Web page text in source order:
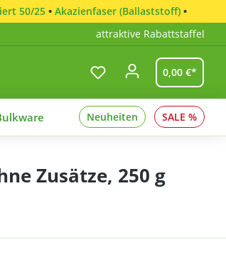
50/25 • Akazienfaser (Ballaststoff) •
attraktive Rabattstaffel
0,00 €*
Neuheiten SALE %
Zusätze, 250 g